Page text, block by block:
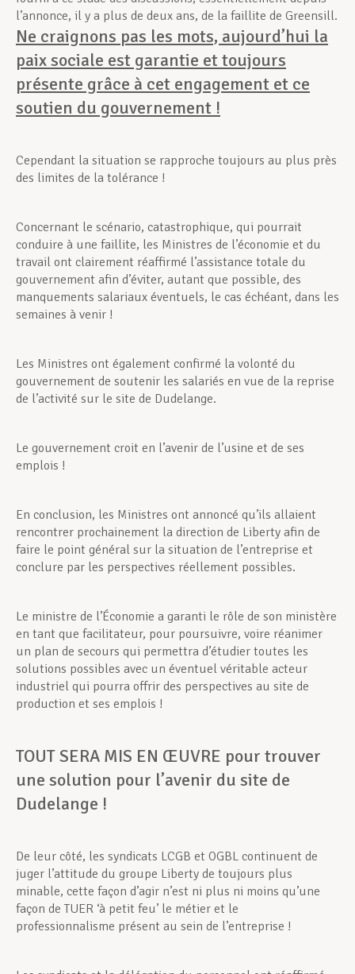
l’annonce, il y a plus de deux ans, de la faillite de Greensill.
Ne craignons pas les mots, aujourd’hui la
paix sociale est garantie et toujours
présente grâce à cet engagement et ce
soutien du gouvernement !
Cependant la situation se rapproche toujours au plus près
des limites de la tolérance !
Concernant le scénario, catastrophique, qui pourrait
conduire à une faillite, les Ministres de l’économie et du
travail ont clairement réaffirmé l’assistance totale du
gouvernement afin d’éviter, autant que possible, des
manquements salariaux éventuels, le cas échéant, dans les
semaines à venir !
Les Ministres ont également confirmé la volonté du
gouvernement de soutenir les salariés en vue de la reprise
de l’activité sur le site de Dudelange.
Le gouvernement croit en l’avenir de l’usine et de ses
emplois !
En conclusion, les Ministres ont annoncé qu’ils allaient
rencontrer prochainement la direction de Liberty afin de
faire le point général sur la situation de l’entreprise et
conclure par les perspectives réellement possibles.
Le ministre de l’Économie a garanti le rôle de son ministère
en tant que facilitateur, pour poursuivre, voire réanimer
un plan de secours qui permettra d’étudier toutes les
solutions possibles avec un éventuel véritable acteur
industriel qui pourra offrir des perspectives au site de
production et ses emplois !
TOUT SERA MIS EN ŒUVRE pour trouver
une solution pour l’avenir du site de
Dudelange !
De leur côté, les syndicats LCGB et OGBL continuent de
juger l’attitude du groupe Liberty de toujours plus
minable, cette façon d’agir n’est ni plus ni moins qu’une
façon de TUER ‘à petit feu’ le métier et le
professionnalisme présent au sein de l’entreprise !